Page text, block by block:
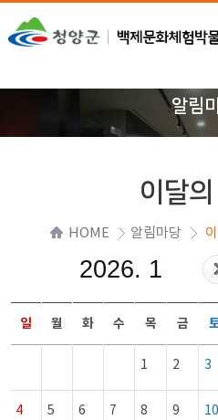
알림
이달
HOME 알림마당
2026. 1
일 월 화 수 목 금
1 2 3
4
5
6 7 8 9 10